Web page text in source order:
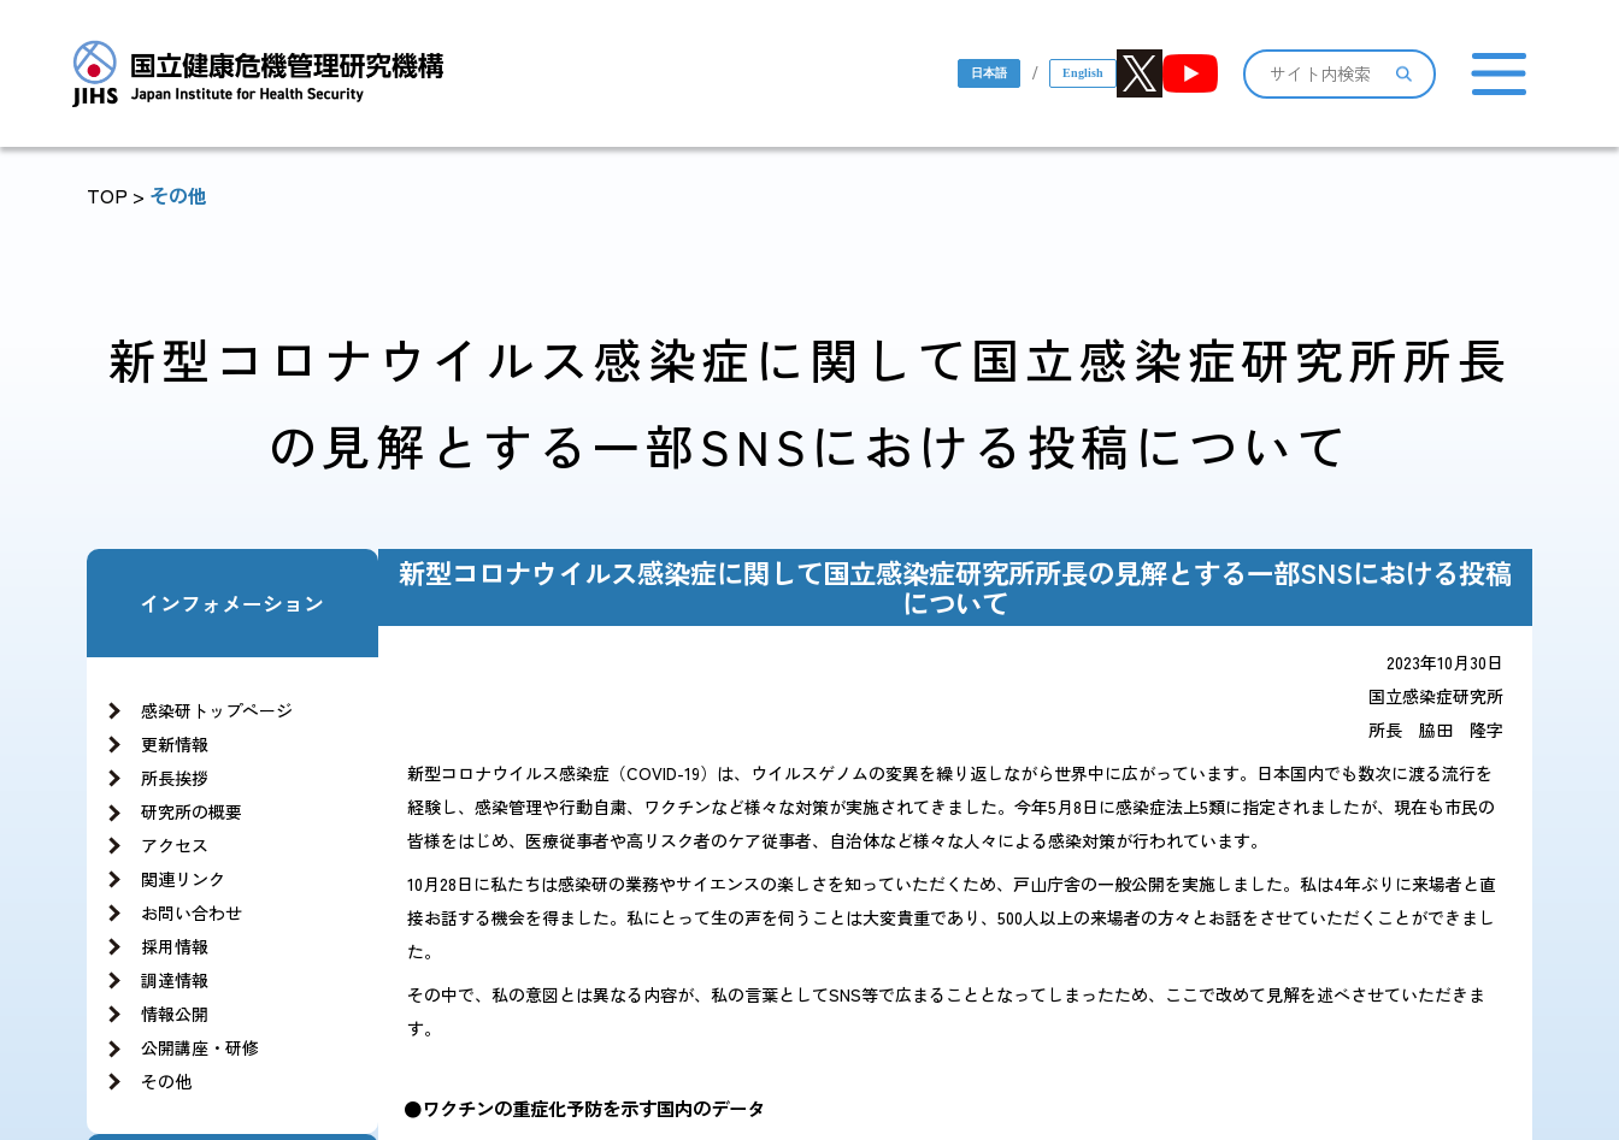
日本語 / English
人材育成関係
サーベイランス情報
お知らせ一覧
沿革
役員紹介
理念と基本方針
組織図
日本語 / English
TOP > その他
新型コロナウイルス感染症に関して国立感染症研究所所長
の見解とする一部SNSにおける投稿について
インフォメーション
感染研トップページ
更新情報
所長挨拶
研究所の概要
アクセス
関連リンク
お問い合わせ
採用情報
調達情報
情報公開
公開講座・研修
その他
新型コロナウイルス感染症に関して国立感染症研究所所長の見解とする一部SNSにおける投稿
について
2023年10月30日
国立感染症研究所
所長 脇田 隆字
新型コロナウイルス感染症（COVID-19）は、ウイルスゲノムの変異を繰り返しながら世界中に広がっています。日本国内でも数次に渡る流行を
経験し、感染管理や行動自粛、ワクチンなど様々な対策が実施されてきました。今年5月8日に感染症法上5類に指定されましたが、現在も市民の
皆様をはじめ、医療従事者や高リスク者のケア従事者、自治体など様々な人々による感染対策が行われています。
10月28日に私たちは感染研の業務やサイエンスの楽しさを知っていただくため、戸山庁舎の一般公開を実施しました。私は4年ぶりに来場者と直
接お話する機会を得ました。私にとって生の声を伺うことは大変貴重であり、500人以上の来場者の方々とお話をさせていただくことができまし
た。
その中で、私の意図とは異なる内容が、私の言葉としてSNS等で広まることとなってしまったため、ここで改めて見解を述べさせていただきま
す。
●ワクチンの重症化予防を示す国内のデータ